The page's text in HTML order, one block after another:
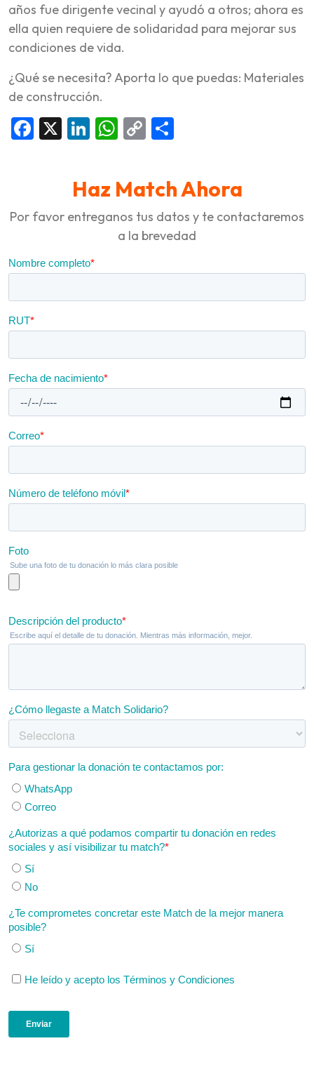
años fue dirigente vecinal y ayudó a otros; ahora es
ella quien requiere de solidaridad para mejorar sus
condiciones de vida.
¿Qué se necesita? Aporta lo que puedas: Materiales
de construcción.
Facebook
X LinkedIn
WhatsApp
Copy
Haz Match Ahora
Por favor entreganos tus datos y te contactaremos
a la brevedad